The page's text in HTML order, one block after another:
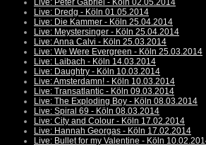
Live: Peter Gabriel - Köln 02.05.2014
Live: Dredg - Köln 01.05.2014
Live: Die Kammer - Köln 25.04.2014
Live: Meystersinger - Köln 25.04.2014
Live: Anna Calvi - Köln 25.03.2014
Live: We Were Evergreen - Köln 25.03.2014
Live: Laibach - Köln 14.03.2014
Live: Daughtry - Köln 10.03.2014
Live: Amsterdamn! - Köln 10.03.2014
Live: Transatlantic - Köln 09.03.2014
Live: The Exploding Boy - Köln 08.03.2014
Live: Spiral 69 - Köln 08.03.2014
Live: City and Colour - Köln 17.02.2014
Live: Hannah Georgas - Köln 17.02.2014
Live: Bullet for my Valentine - Köln